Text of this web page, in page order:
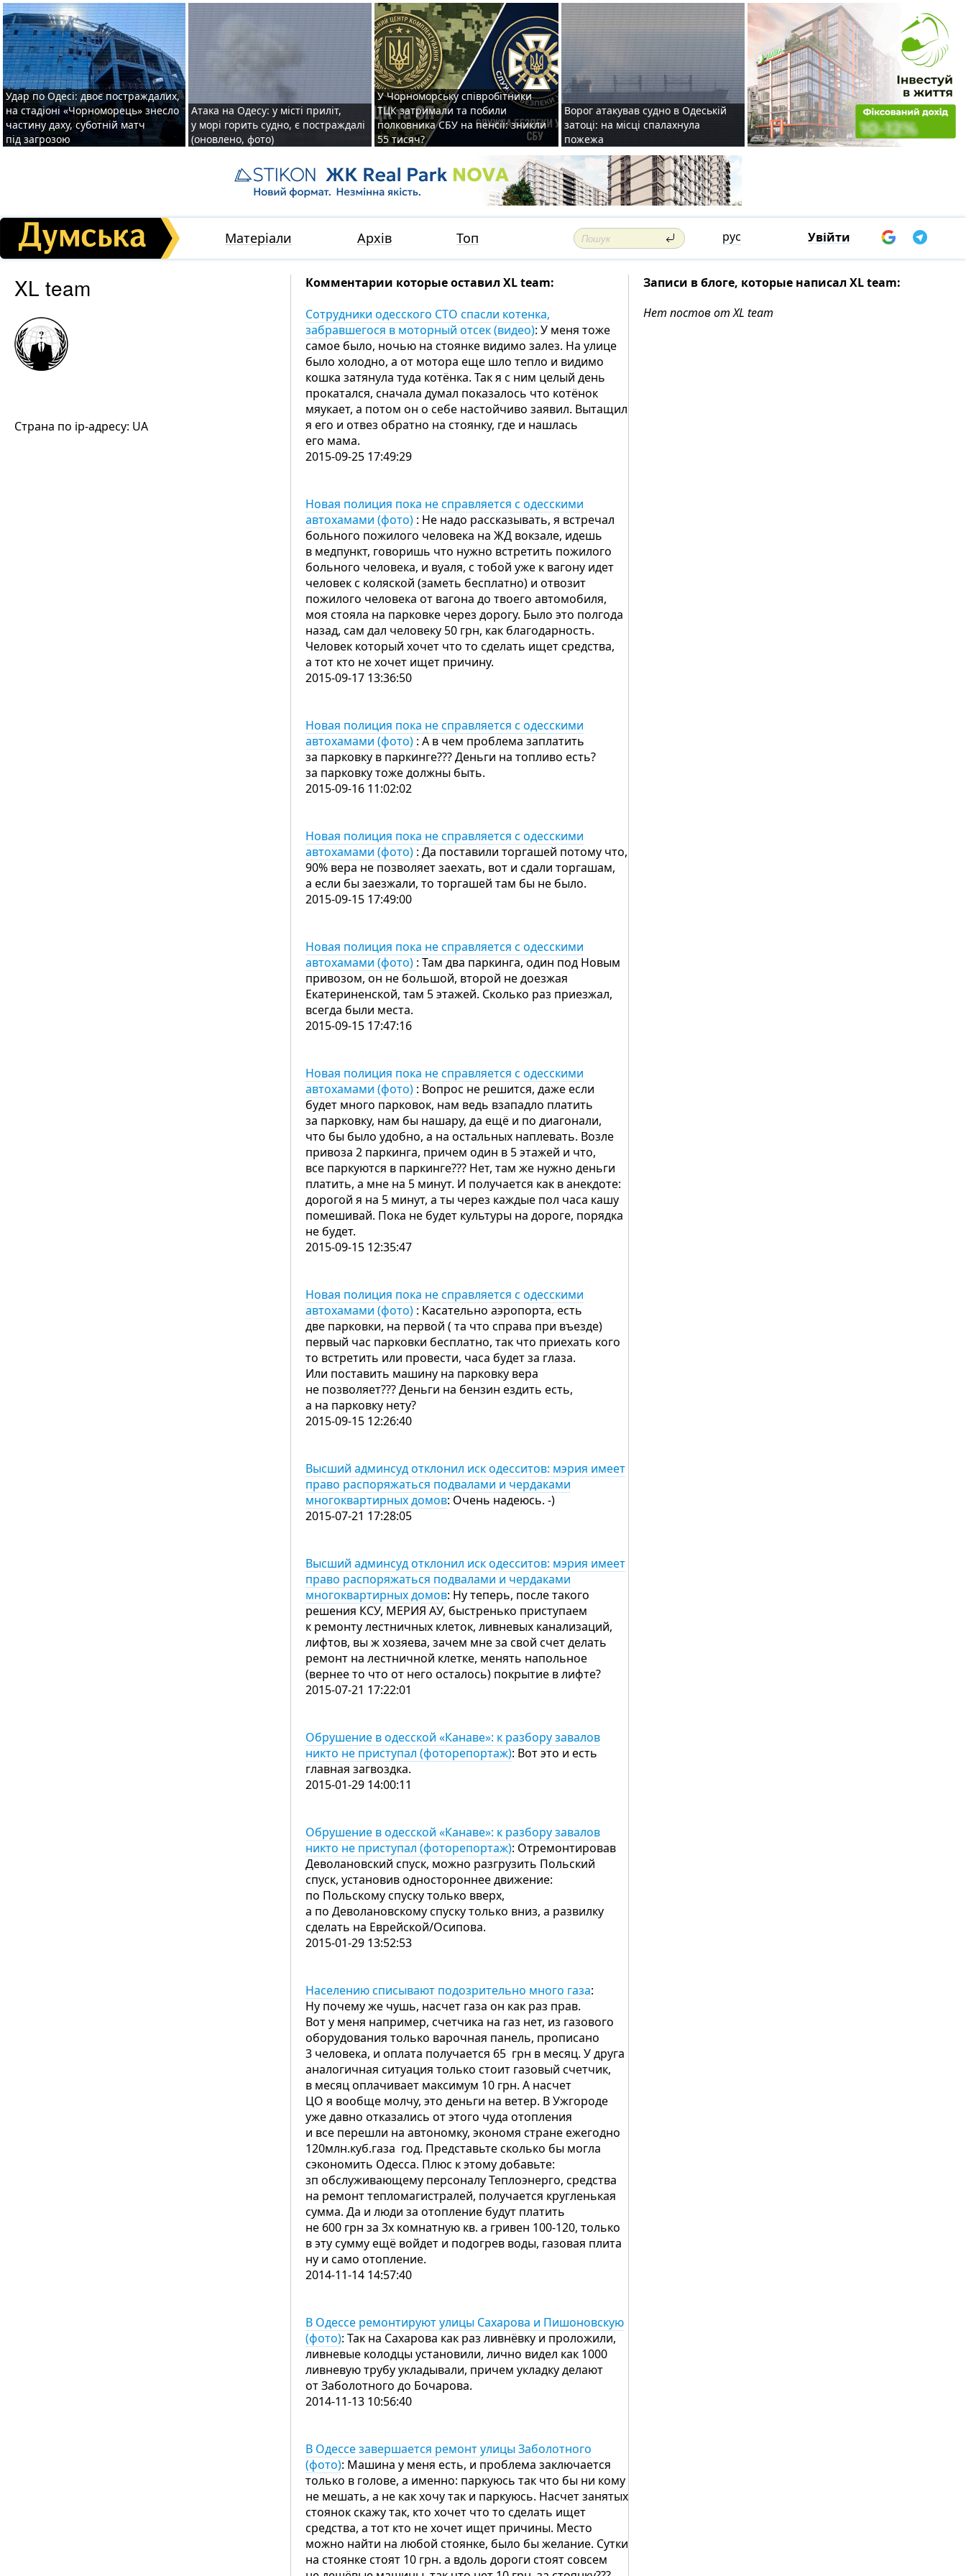
Удар по Одесі: двоє постраждалих,
на стадіоні «Чорноморець» знесло
частину даху, суботній матч
під загрозою
Атака на Одесу: у місті приліт,
у морі горить судно, є постраждалі
(оновлено, фото)
У Чорноморську співробітники
ТЦК затримали та побили
полковника СБУ на пенсії: зникли
55 тисяч?
Ворог атакував судно в Одеській
затоці: на місці спалахнула
пожежа
Матеріали Архів Топ рус Увійти
XL team
Страна по ip-адресу: UA
Комментарии которые оставил XL team:
Сотрудники одесского СТО спасли котенка,
забравшегося в моторный отсек (видео): У меня тоже
самое было, ночью на стоянке видимо залез. На улице
было холодно, а от мотора еще шло тепло и видимо
кошка затянула туда котёнка. Так я с ним целый день
прокатался, сначала думал показалось что котёнок
мяукает, а потом он о себе настойчиво заявил. Вытащил
я его и отвез обратно на стоянку, где и нашлась
его мама.
2015-09-25 17:49:29
Новая полиция пока не справляется с одесскими
автохамами (фото) : Не надо рассказывать, я встречал
больного пожилого человека на ЖД вокзале, идешь
в медпункт, говоришь что нужно встретить пожилого
больного человека, и вуаля, с тобой уже к вагону идет
человек с коляской (заметь бесплатно) и отвозит
пожилого человека от вагона до твоего автомобиля,
моя стояла на парковке через дорогу. Было это полгода
назад, сам дал человеку 50 грн, как благодарность.
Человек который хочет что то сделать ищет средства,
а тот кто не хочет ищет причину.
2015-09-17 13:36:50
Новая полиция пока не справляется с одесскими
автохамами (фото) : А в чем проблема заплатить
за парковку в паркинге??? Деньги на топливо есть?
за парковку тоже должны быть.
2015-09-16 11:02:02
Новая полиция пока не справляется с одесскими
автохамами (фото) : Да поставили торгашей потому что,
90% вера не позволяет заехать, вот и сдали торгашам,
а если бы заезжали, то торгашей там бы не было.
2015-09-15 17:49:00
Новая полиция пока не справляется с одесскими
автохамами (фото) : Там два паркинга, один под Новым
привозом, он не большой, второй не доезжая
Екатериненской, там 5 этажей. Сколько раз приезжал,
всегда были места.
2015-09-15 17:47:16
Новая полиция пока не справляется с одесскими
автохамами (фото) : Вопрос не решится, даже если
будет много парковок, нам ведь взападло платить
за парковку, нам бы нашару, да ещё и по диагонали,
что бы было удобно, а на остальных наплевать. Возле
привоза 2 паркинга, причем один в 5 этажей и что,
все паркуются в паркинге??? Нет, там же нужно деньги
платить, а мне на 5 минут. И получается как в анекдоте:
дорогой я на 5 минут, а ты через каждые пол часа кашу
помешивай. Пока не будет культуры на дороге, порядка
не будет.
2015-09-15 12:35:47
Новая полиция пока не справляется с одесскими
автохамами (фото) : Касательно аэропорта, есть
две парковки, на первой ( та что справа при въезде)
первый час парковки бесплатно, так что приехать кого
то встретить или провести, часа будет за глаза.
Или поставить машину на парковку вера
не позволяет??? Деньги на бензин ездить есть,
а на парковку нету?
2015-09-15 12:26:40
Высший админсуд отклонил иск одесситов: мэрия имеет
право распоряжаться подвалами и чердаками
многоквартирных домов: Очень надеюсь. -)
2015-07-21 17:28:05
Высший админсуд отклонил иск одесситов: мэрия имеет
право распоряжаться подвалами и чердаками
многоквартирных домов: Ну теперь, после такого
решения КСУ, МЕРИЯ АУ, быстренько приступаем
к ремонту лестничных клеток, ливневых канализаций,
лифтов, вы ж хозяева, зачем мне за свой счет делать
ремонт на лестничной клетке, менять напольное
(вернее то что от него осталось) покрытие в лифте?
2015-07-21 17:22:01
Обрушение в одесской «Канаве»: к разбору завалов
никто не приступал (фоторепортаж): Вот это и есть
главная загвоздка.
2015-01-29 14:00:11
Обрушение в одесской «Канаве»: к разбору завалов
никто не приступал (фоторепортаж): Отремонтировав
Деволановский спуск, можно разгрузить Польский
спуск, установив одностороннее движение:
по Польскому спуску только вверх,
а по Деволановскому спуску только вниз, а развилку
сделать на Еврейской/Осипова.
2015-01-29 13:52:53
Населению списывают подозрительно много газа:
Ну почему же чушь, насчет газа он как раз прав.
Вот у меня например, счетчика на газ нет, из газового
оборудования только варочная панель, прописано
3 человека, и оплата получается 65 грн в месяц. У друга
аналогичная ситуация только стоит газовый счетчик,
в месяц оплачивает максимум 10 грн. А насчет
ЦО я вообще молчу, это деньги на ветер. В Ужгороде
уже давно отказались от этого чуда отопления
и все перешли на автономку, экономя стране ежегодно
120млн.куб.газа год. Представьте сколько бы могла
сэкономить Одесса. Плюс к этому добавьте:
зп обслуживающему персоналу Теплоэнерго, средства
на ремонт тепломагистралей, получается кругленькая
сумма. Да и люди за отопление будут платить
не 600 грн за 3х комнатную кв. а гривен 100-120, только
в эту сумму ещё войдет и подогрев воды, газовая плита
ну и само отопление.
2014-11-14 14:57:40
В Одессе ремонтируют улицы Сахарова и Пишоновскую
(фото): Так на Сахарова как раз ливнёвку и проложили,
ливневые колодцы установили, лично видел как 1000
ливневую трубу укладывали, причем укладку делают
от Заболотного до Бочарова.
2014-11-13 10:56:40
В Одессе завершается ремонт улицы Заболотного
(фото): Машина у меня есть, и проблема заключается
только в голове, а именно: паркуюсь так что бы ни кому
не мешать, а не как хочу так и паркуюсь. Насчет занятых
стоянок скажу так, кто хочет что то сделать ищет
средства, а тот кто не хочет ищет причины. Место
можно найти на любой стоянке, было бы желание. Сутки
на стоянке стоят 10 грн. а вдоль дороги стоят совсем
Записи в блоге, которые написал XL team:
Нет постов от XL team